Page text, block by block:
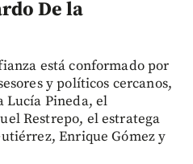
De la
está conformado por
y políticos cercanos,
Lucía Pineda, el
Restrepo, el estratega
Enrique Gómez y